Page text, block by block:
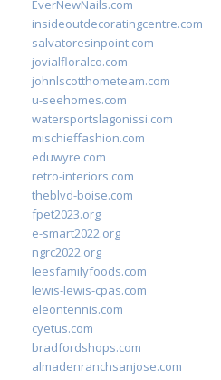
EverNewNails.com
insideoutdecoratingcentre.com
salvatoresinpoint.com
jovialfloralco.com
johnlscotthometeam.com
u-seehomes.com
watersportslagonissi.com
mischieffashion.com
eduwyre.com
retro-interiors.com
theblvd-boise.com
fpet2023.org
e-smart2022.org
ngrc2022.org
leesfamilyfoods.com
lewis-lewis-cpas.com
eleontennis.com
cyetus.com
bradfordshops.com
almadenranchsanjose.com